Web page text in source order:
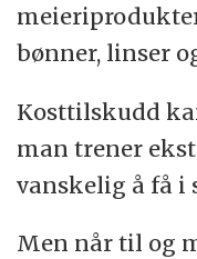
bønner, linser
Kosttilskudd
man trener
vanskelig å få i
Men når til og